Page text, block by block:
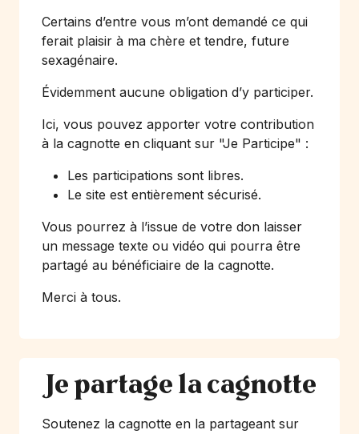
Certains d’entre vous m’ont demandé ce qui
ferait plaisir à ma chère et tendre, future
sexagénaire.
Évidemment aucune obligation d’y participer.
Ici, vous pouvez apporter votre contribution
à la cagnotte en cliquant sur "Je Participe" :
Les participations sont libres.
Le site est entièrement sécurisé.
Vous pourrez à l’issue de votre don laisser
un message texte ou vidéo qui pourra être
partagé au bénéficiaire de la cagnotte.
Merci à tous.
Je partage la cagnotte
Soutenez la cagnotte en la partageant sur